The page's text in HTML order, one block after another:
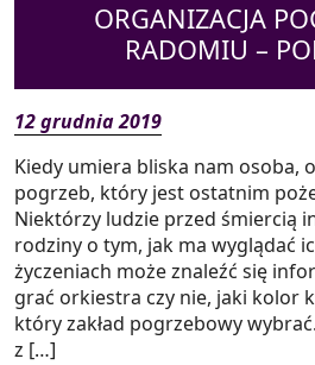
ORGANIZACJA
RADOMIU –
12 grudnia 2019
Kiedy umiera bliska nam osoba,
pogrzeb, który jest ostatnim
Niektórzy ludzie przed śmiercią
rodziny o tym, jak ma wyglądać
życzeniach może znaleźć się
grać orkiestra czy nie, jaki kolor
który zakład pogrzebowy
z […]